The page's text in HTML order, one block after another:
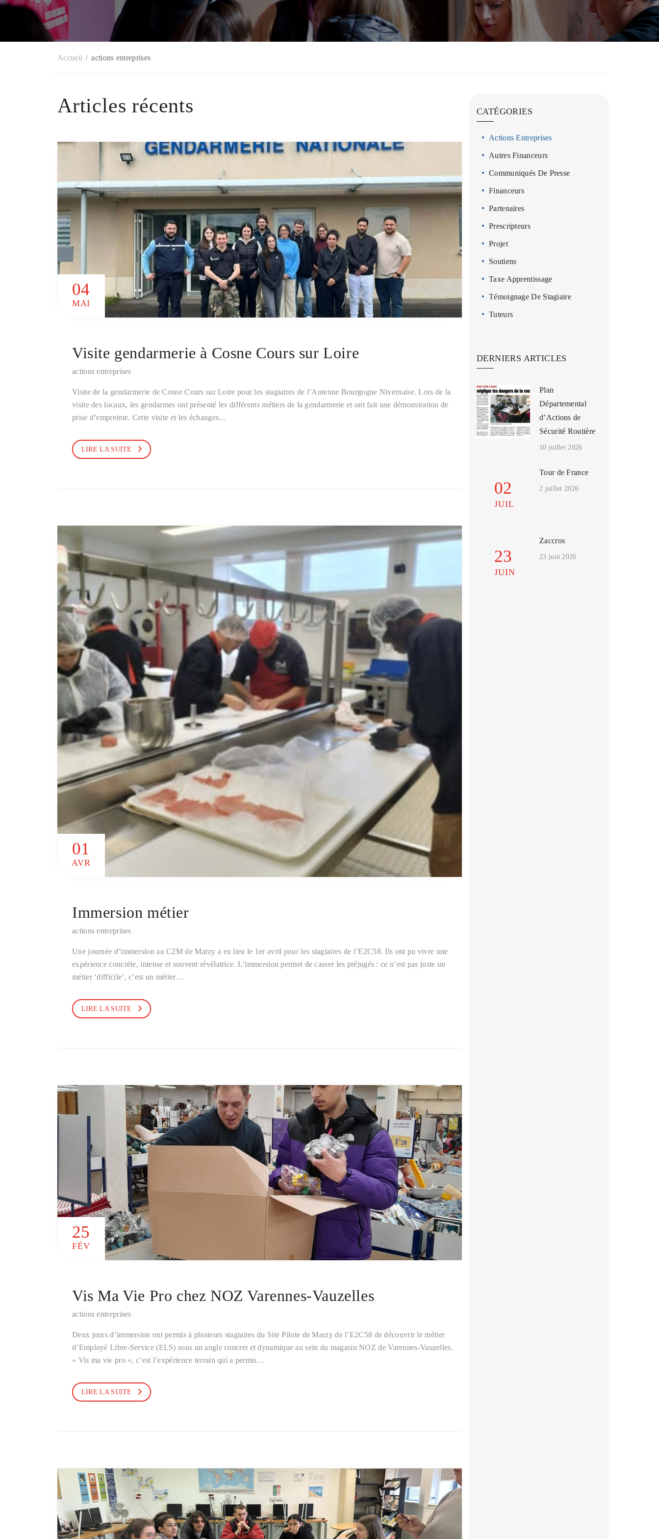
Accueil actions entreprises
Articles récents
04
MAI
Visite gendarmerie à Cosne Cours sur Loire
actions entreprises
Visite de la gendarmerie de Cosne Cours sur Loire pour les stagiaires de l’Antenne Bourgogne Nivernaise. Lors de la
visite des locaux, les gendarmes ont présenté les différents métiers de la gendarmerie et ont fait une démonstration de
prise d’empreinte. Cette visite et les échanges…
LIRE LA SUITE
01
AVR
Immersion métier
actions entreprises
Une journée d’immersion au C2M de Marzy a eu lieu le 1er avril pour les stagiaires de l’E2C58. Ils ont pu vivre une
expérience concrète, intense et souvent révélatrice. L’immersion permet de casser les préjugés : ce n’est pas juste un
métier ‘difficile’, c’est un métier…
LIRE LA SUITE
25
FÉV
Vis Ma Vie Pro chez NOZ Varennes-Vauzelles
actions entreprises
Deux jours d’immersion ont permis à plusieurs stagiaires du Site Pilote de Marzy de l’E2C58 de découvrir le métier
d’Employé Libre-Service (ELS) sous un angle concret et dynamique au sein du magasin NOZ de Varennes-Vauzelles.
« Vis ma vie pro », c’est l’expérience terrain qui a permis…
LIRE LA SUITE
CATÉGORIES
Actions Entreprises
Autres Financeurs
Communiqués De Presse
Financeurs
Partenaires
Prescripteurs
Projet
Soutiens
Taxe Apprentissage
Témoignage De Stagiaire
Tuteurs
DERNIERS ARTICLES
Plan
Départemental
d’Actions de
Sécurité Routière
10 juillet 2026
02
JUIL
Tour de France
2 juillet 2026
23
JUIN
Zaccros
23 juin 2026